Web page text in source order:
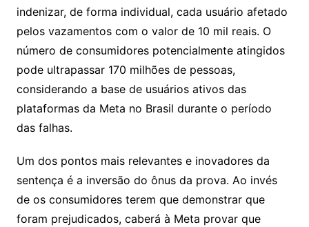
indenizar, de forma individual, cada usuário afetado
pelos vazamentos com o valor de 10 mil reais. O
número de consumidores potencialmente atingidos
pode ultrapassar 170 milhões de pessoas,
considerando a base de usuários ativos das
plataformas da Meta no Brasil durante o período
das falhas.
Um dos pontos mais relevantes e inovadores da
sentença é a inversão do ônus da prova. Ao invés
de os consumidores terem que demonstrar que
foram prejudicados, caberá à Meta provar que